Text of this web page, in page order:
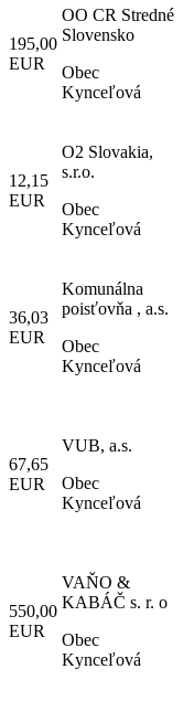
195,00
EUR
OO CR Stredné
Slovensko
Obec
Kynceľová
12,15
EUR
O2 Slovakia,
s.r.o.
Obec
Kynceľová
36,03
EUR
Komunálna
poisťovňa , a.s.
Obec
Kynceľová
67,65
EUR
VUB, a.s.
Obec
Kynceľová
550,00
EUR
VAŇO &
KABÁČ s. r. o
Obec
Kynceľová